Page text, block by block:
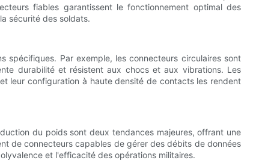
fiables garantissent le fonctionnement optimal des
sécurité des soldats.
Par exemple, les connecteurs circulaires sont
durabilité et résistent aux chocs et aux vibrations. Les
leur configuration à haute densité de contacts les rendent
du poids sont deux tendances majeures, offrant une
de connecteurs capables de gérer des débits de données
et l'efficacité des opérations militaires.